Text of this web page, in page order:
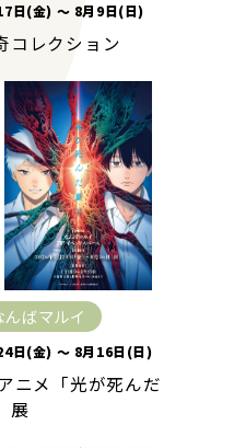
日(金) ～ 8月9日(日)
コレクション
んばマルイ
日(金) ～ 8月16日(日)
ニメ「光が死んだ
展